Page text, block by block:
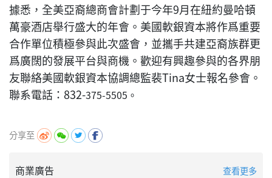
據悉，全美亞裔總商會計劃于今年9月在紐約曼哈頓
萬豪酒店舉行盛大的年會。美國軟銀資本將作爲重要
合作單位積極參與此次盛會，並攜手共建亞裔族群更
爲廣闊的發展平台與商機。歡迎有興趣參與的各界朋
友聯絡美國軟銀資本協調總監裴Tina女士報名參會。
聯系電話：832-375-5505。
分享至
商業廣告 查看更多